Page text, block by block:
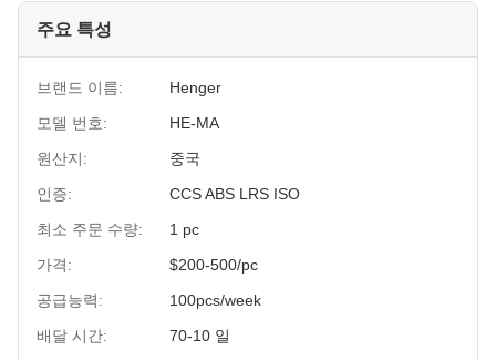
주요 특성
브랜드 이름:
Henger
모델 번호:
HE-MA
원산지:
중국
인증:
CCS ABS LRS ISO
최소 주문 수량:
1 pc
가격:
$200-500/pc
공급능력:
100pcs/week
배달 시간:
70-10 일